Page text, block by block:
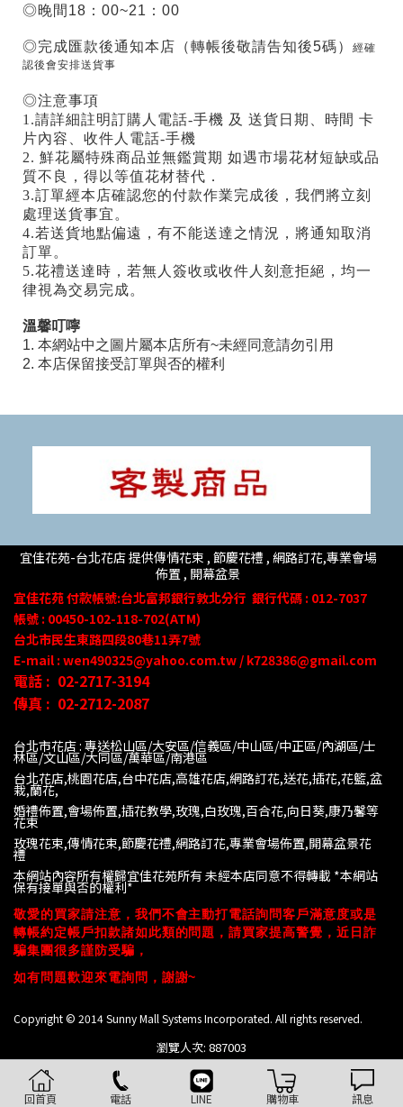
回首頁 電話 LINE 購物車 訊息
◎晚間18：00~21：00
◎完成匯款後通知本店（轉帳後敬請告知後5碼）
經確
認後會安排送貨事
◎注意事項
1.請詳細註明訂購人電話-手機 及 送貨日期、時間 卡
片內容、收件人電話-手機
2. 鮮花屬特殊商品並無鑑賞期 如遇市場花材短缺或品
質不良，得以等值花材替代．
3.訂單經本店確認您的付款作業完成後，我們將立刻
處理送貨事宜。
4.若送貨地點偏遠，有不能送達之情況，將通知取消
訂單。
5.花禮送達時，若無人簽收或收件人刻意拒絕，均一
律視為交易完成。
溫馨叮嚀
1. 本網站中之圖片屬本店所有~未經同意請勿引用
2. 本店保留接受訂單與否的權利
宜佳花苑-台北花店 提供傳情花束 , 節慶花禮 , 網路訂花,專業會場
佈置 , 開幕盆景
宜佳花苑付款帳號:台北富邦銀行敦北分行 銀行代碼 : 012-7037
帳號 : 00450-102-118-702(ATM)
台北市民生東路四段80巷11弄7號
E-mail : wen490325@yahoo.com.tw / k728386@gmail.com
電話 : 02-2717-3194
傳真 : 02-2712-2087
台北市花店 : 專送松山區/大安區/信義區/中山區/中正區/內湖區/士
林區/文山區/大同區/萬華區/南港區
台北花店,桃園花店,台中花店,高雄花店,網路訂花,送花,插花,花籃,盆
栽,蘭花,
婚禮佈置,會場佈置,插花教學,玫瑰,白玫瑰,百合花,向日葵,康乃馨等
花束
玫瑰花束,傳情花束,節慶花禮,網路訂花,專業會場佈置,開幕盆景花
禮
本網站內容所有權歸宜佳花苑所有 未經本店同意不得轉載 *本網站
保有接單與否的權利*
敬愛的買家請注意，我們不會主動打電話詢問客戶滿意度或是
轉帳約定帳戶扣款諸如此類的問題，請買家提高警覺，近日詐
騙集團很多謹防受騙，
如有問題歡迎來電詢問，謝謝~
Copyright © 2014 Sunny Mall Systems Incorporated. All rights reserved.
瀏覽人次: 887003